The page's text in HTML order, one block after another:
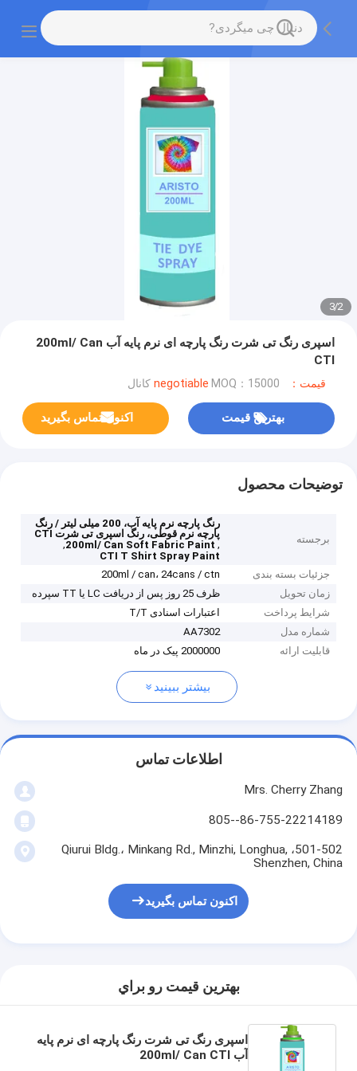
2
/
3
اسپری رنگ تی شرت رنگ پارچه ای نرم پایه آب 200ml/ Can
CTI
قیمت：negotiable MOQ：15000 کانال
بهترین قیمت اکنون تماس بگیرید
توضیحات محصول
برجسته
رنگ پارچه نرم پایه آب، 200 میلی لیتر / رنگ
پارچه نرم قوطی، رنگ اسپری تی شرت CTI
,
200ml/ Can Soft Fabric Paint
,
CTI T Shirt Spray Paint
جزئیات بسته بندی
200ml / can، 24cans / ctn
زمان تحویل
ظرف 25 روز پس از دریافت LC یا TT سپرده
شرایط پرداخت
اعتبارات اسنادی T/T
شماره مدل
AA7302
قابلیت ارائه
2000000 پیک در ماه
بیشتر ببینید
اطلاعات تماس
Mrs. Cherry Zhang
86-755-22214189--805
501-502، Qiurui Bldg.، Minkang Rd., Minzhi, Longhua,
Shenzhen, China
اکنون تماس بگیرید
بهترين قيمت رو براي
اسپری رنگ تی شرت رنگ پارچه ای نرم پایه
آب 200ml/ Can CTI